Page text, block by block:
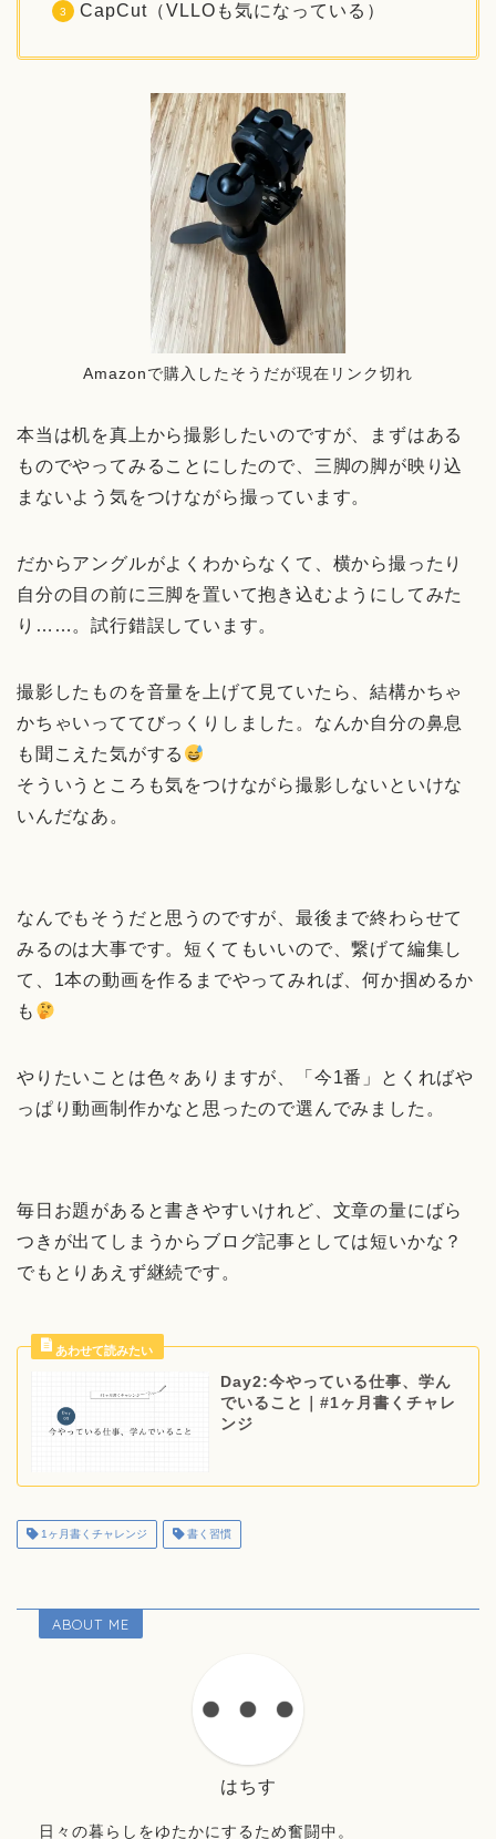
CapCut（VLLOも気になっている）
Amazonで購入したそうだが現在リンク切れ
本当は机を真上から撮影したいのですが、まずはある
ものでやってみることにしたので、三脚の脚が映り込
まないよう気をつけながら撮っています。
だからアングルがよくわからなくて、横から撮ったり
自分の目の前に三脚を置いて抱き込むようにしてみた
り……。試行錯誤しています。
撮影したものを音量を上げて見ていたら、結構かちゃ
かちゃいっててびっくりしました。なんか自分の鼻息
も聞こえた気がする
そういうところも気をつけながら撮影しないといけな
いんだなあ。
なんでもそうだと思うのですが、最後まで終わらせて
みるのは大事です。短くてもいいので、繋げて編集し
て、1本の動画を作るまでやってみれば、何か掴めるか
も
やりたいことは色々ありますが、「今1番」とくればや
っぱり動画制作かなと思ったので選んでみました。
毎日お題があると書きやすいけれど、文章の量にばら
つきが出てしまうからブログ記事としては短いかな？
でもとりあえず継続です。
Day2:今やっている仕事、学ん
でいること｜#1ヶ月書くチャレ
ンジ
1ヶ月書くチャレンジ 書く習慣
ABOUT ME
はちす
日々の暮らしをゆたかにするため奮闘中。